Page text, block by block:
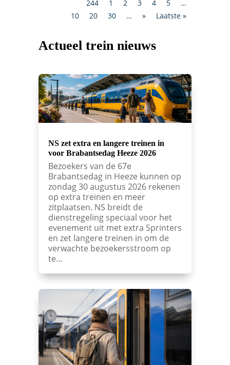
244
1 2 3 4 5
…
10
20 30 … » Laatste »
Actueel trein nieuws
NS zet extra en langere treinen in
voor Brabantsedag Heeze 2026
Bezoekers van de 67e
Brabantsedag in Heeze kunnen op
zondag 30 augustus 2026 rekenen
op extra treinen en meer
zitplaatsen. NS breidt de
dienstregeling speciaal voor het
evenement uit met extra Sprinters
en zet langere treinen in om de
verwachte bezoekersstroom op
te…